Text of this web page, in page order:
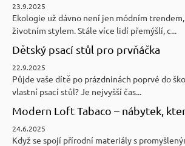
23.9.2025
Ekologie už dávno není jen módním trendem,
životním stylem. Stále více lidí přemýšlí, c...
Dětský psací stůl pro prvňáčka
22.9.2025
Půjde vaše dítě po prázdninách poprvé do
vlastní psací stůl? Je nejvyšší čas...
Modern Loft Tabaco – nábytek,
24.6.2025
Když se spojí přírodní materiály s